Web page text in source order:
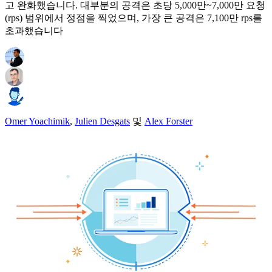
고 완화했습니다. 대부분의 공격은 초당 5,000만~7,000만 요청
(rps) 범위에서 정점을 찍었으며, 가장 큰 공격은 7,100만 rps를
초과했습니다
Omer Yoachimik, Julien Desgats 및 Alex Forster